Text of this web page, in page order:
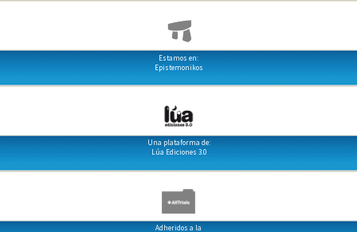
Estamos en:
Epistemonikos
Una plataforma de:
Lúa Ediciones 3.0
Adheridos a la